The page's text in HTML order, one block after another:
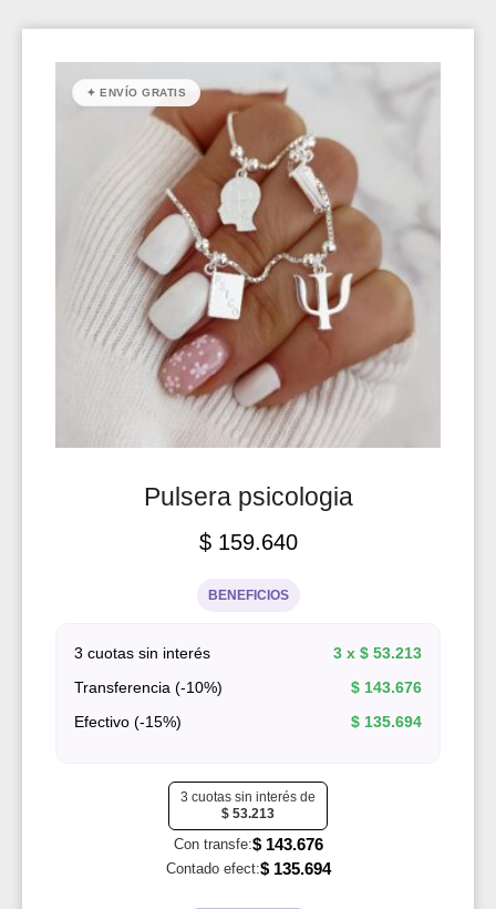
✦ ENVÍO GRATIS
Pulsera psicologia
$159.640
BENEFICIOS
3 cuotas sin interés 3 x $ 53.213
Transferencia (-10%)
$ 143.676
Efectivo (-15%)
$ 135.694
3 cuotas sin interés de
$ 53.213
Con transfe:$143.676
Contado efect:$135.694